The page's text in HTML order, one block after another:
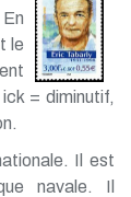
le
= diminutif,
Il est
navale. Il